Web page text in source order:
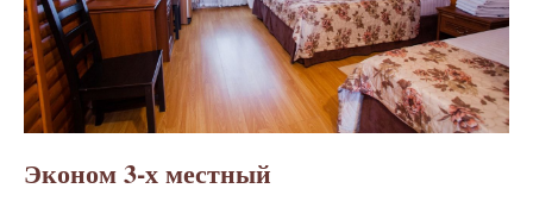
Эконом 3-х местный